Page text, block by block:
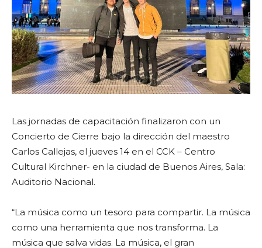
Las jornadas de capacitación finalizaron con un
Concierto de Cierre bajo la dirección del maestro
Carlos Callejas, el jueves 14 en el CCK – Centro
Cultural Kirchner- en la ciudad de Buenos Aires, Sala:
Auditorio Nacional.
“La música como un tesoro para compartir. La música
como una herramienta que nos transforma. La
música que salva vidas. La música, el gran